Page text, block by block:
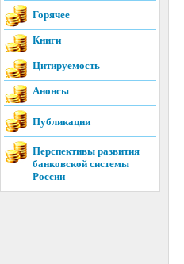
Горячее
Книги
Цитируемость
Анонсы
Публикации
Перспективы развития
банковской системы
России